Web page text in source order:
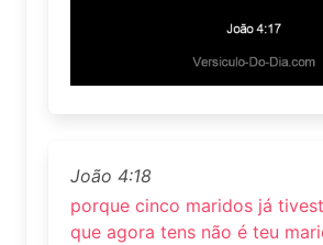
João 4:18
porque cinco maridos já
que agora tens não é teu